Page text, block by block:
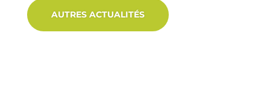
AUTRES ACTUALITÉS